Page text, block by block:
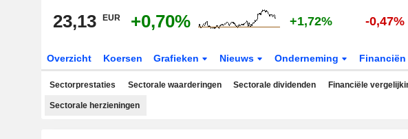
23,13 EUR +0,70% +1,72% -0,47%
Overzicht Koersen Grafieken Nieuws Onderneming Financiën
Sectorprestaties Sectorale waarderingen Sectorale dividenden Financiële
Sectorale herzieningen